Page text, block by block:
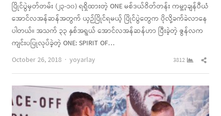
ပြိုင်ပွဲမှတ်တမ်း (၂၃-၁၀) ရရှိထားတဲ့ ONE မစ်ဒယ်ဝိတ်တန်း ကမ္ဘာ့ချန်ပီယံ
အောင်လအန်ဆန်အတွက် ယှဉ်ပြိုင်ရမယ့် ပြိုင်ပွဲတွေက ပိုလို့ခက်ခဲလာနေ
ပါတယ်။ အသက် ၃၃ နှစ်အရွယ် အောင်လအန်ဆန်ဟာ ပြီးခဲ့တဲ့ ဇွန်လက
ကျင်းပပြုလုပ်ခဲ့တဲ့ ONE: SPIRIT OF…
October 26, 2018
Author
yoyarlay 3812